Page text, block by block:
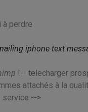
à perdre
iphone text
!-- telecharger
attachés à la
service -->